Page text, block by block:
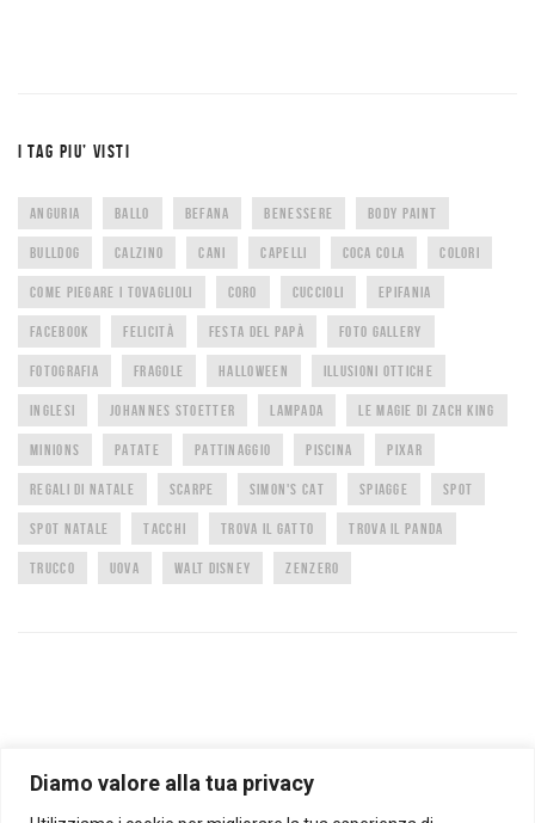
Diamo valore alla tua privacy
I TAG PIU’ VISTI
ANGURIA BALLO BEFANA BENESSERE BODY PAINT
BULLDOG CALZINO CANI CAPELLI COCA COLA COLORI
COME PIEGARE I TOVAGLIOLI CORO CUCCIOLI EPIFANIA
FACEBOOK FELICITÀ FESTA DEL PAPÀ FOTO GALLERY
FOTOGRAFIA FRAGOLE HALLOWEEN ILLUSIONI OTTICHE
INGLESI JOHANNES STOETTER LAMPADA LE MAGIE DI ZACH KING
MINIONS PATATE PATTINAGGIO PISCINA PIXAR
REGALI DI NATALE SCARPE SIMON'S CAT SPIAGGE SPOT
SPOT NATALE TACCHI TROVA IL GATTO TROVA IL PANDA
TRUCCO UOVA WALT DISNEY ZENZERO